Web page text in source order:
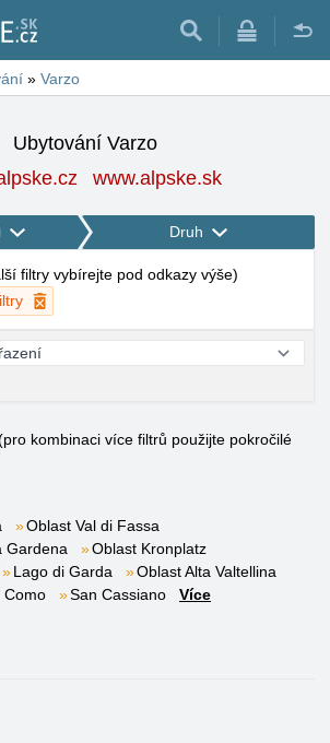
» Varzo
Ubytování Varzo
www.alpske.sk
Druh
filtry vybírejte pod odkazy výše)
kombinaci více filtrů použijte pokročilé
Oblast Val di Fassa
Gardena
Oblast Kronplatz
Lago di Garda
Oblast Alta Valtellina
Como San Cassiano
Více